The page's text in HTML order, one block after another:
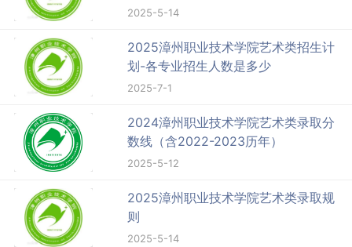
2025-5-14
2025漳州职业技术学院艺术类招生计
划-各专业招生人数是多少
2025-7-1
2024漳州职业技术学院艺术类录取分
数线（含2022-2023历年）
2025-5-12
2025漳州职业技术学院艺术类录取规
则
2025-5-14